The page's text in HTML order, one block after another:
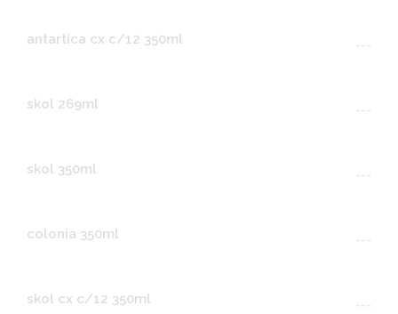
antartica cx c/12 350ml ---
skol 269ml ---
skol 350ml ---
colonia 350ml ---
skol cx c/12 350ml ---